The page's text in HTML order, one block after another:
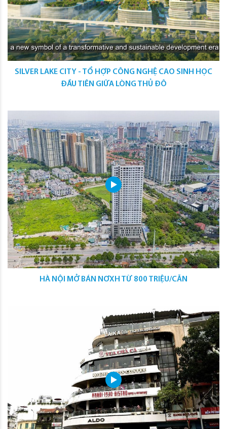
SILVER LAKE CITY - TỔ HỢP CÔNG NGHỆ CAO SINH HỌC
ĐẦU TIÊN GIỮA LÒNG THỦ ĐÔ
HÀ NỘI MỞ BÁN NƠXH TỪ 800 TRIỆU/CĂN